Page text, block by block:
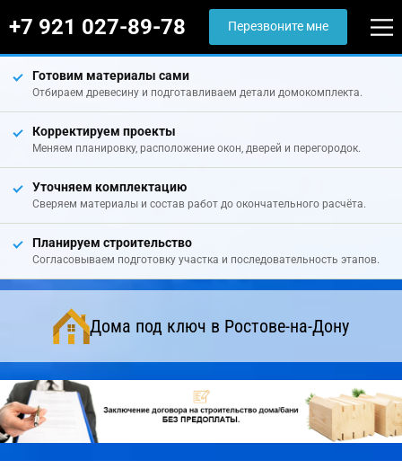
+7 921 027-89-78 Перезвоните мне
Готовим материалы сами
Отбираем древесину и подготавливаем детали домокомплекта.
Корректируем проекты
Меняем планировку, расположение окон, дверей и перегородок.
Уточняем комплектацию
Сверяем материалы и состав работ до окончательного расчёта.
Планируем строительство
Согласовываем подготовку участка и последовательность этапов.
Дома под ключ в Ростове-на-Дону